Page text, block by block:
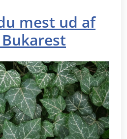
mest ud af